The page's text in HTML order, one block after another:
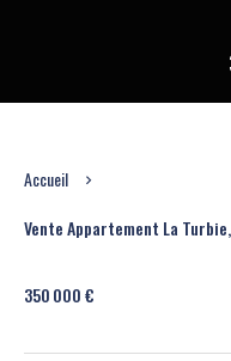
Accueil
Vente Appartement La
350 000 €